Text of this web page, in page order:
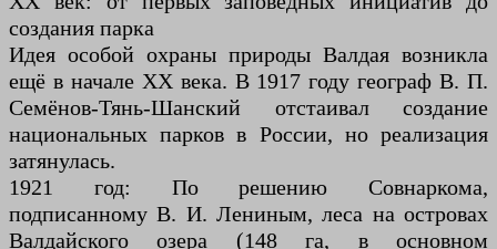
создания парка
Идея особой охраны природы Валдая возникла
ещё в начале XX века. В 1917 году географ В. П.
Семёнов-Тянь-Шанский отстаивал создание
национальных парков в России, но реализация
затянулась.
1921 год: По решению Совнаркома,
подписанному В. И. Лениным, леса на островах
Валдайского озера (148 га, в основном